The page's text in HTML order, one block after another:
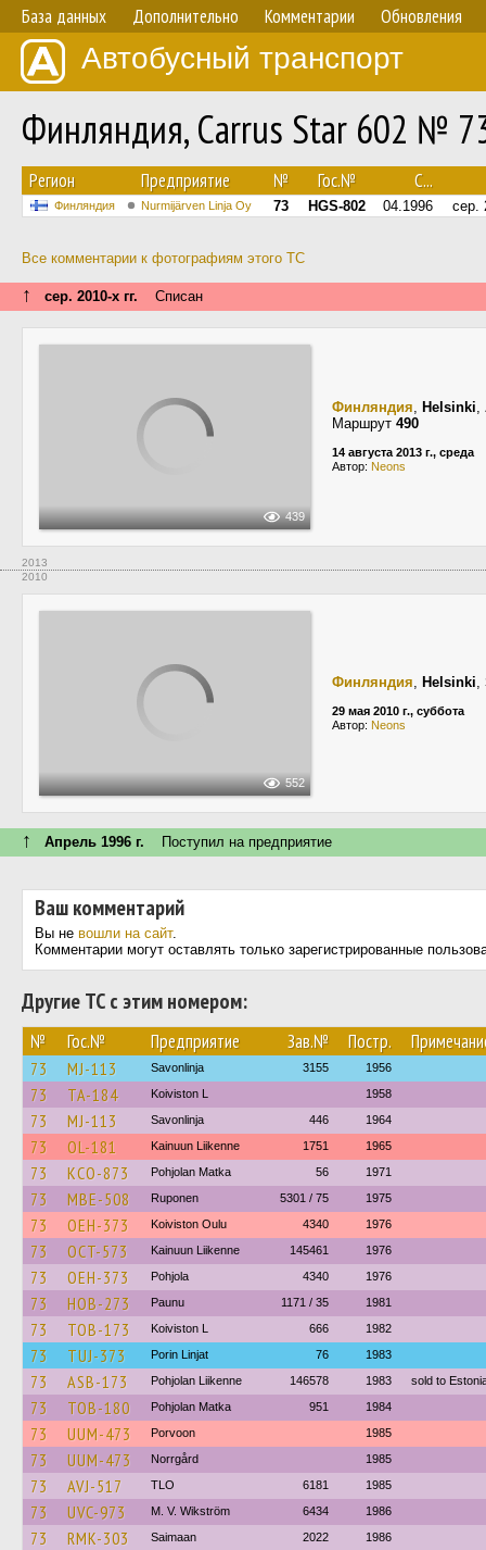
База данных Дополнительно Комментарии Обновления
Автобусный транспорт
Финляндия, Carrus Star 602 №
Регион Предприятие № Гос.№ С...
Финляндия Nurmijärven Linja Oy 73 HGS-802 04.1996 сер.
Все комментарии к фотографиям этого ТС
↑ сер. 2010-х гг. Списан
439
Финляндия, Helsinki,
Маршрут 490
14 августа 2013 г., среда
Автор: Neons
2013
2010
552
Финляндия, Helsinki,
29 мая 2010 г., суббота
Автор: Neons
↑ Апрель 1996 г. Поступил на предприятие
Ваш комментарий
Вы не вошли на сайт.
Комментарии могут оставлять только зарегистрированные
Другие ТС с этим номером:
№ Гос.№ Предприятие Зав.№ Постр.
73 MJ-113 Savonlinja 3155 1956
73 TA-184 Koiviston L 1958
73 MJ-113 Savonlinja 446 1964
73 OL-181 Kainuun Liikenne 1751 1965
73 KCO-873 Pohjolan Matka 56 1971
73 MBE-508 Ruponen 5301 / 75 1975
73 OEH-373 Koiviston Oulu 4340 1976
73 OCT-573 Kainuun Liikenne 145461 1976
73 OEH-373 Pohjola 4340 1976
73 HOB-273 Paunu 1171 / 35 1981
73 TOB-173 Koiviston L 666 1982
73 TUJ-373 Porin Linjat 76 1983
73 ASB-173 Pohjolan Liikenne 146578 1983 sold to
73 TOB-180 Pohjolan Matka 951 1984
73 UUM-473 Porvoon 1985
73 UUM-473 Norrgård 1985
73 AVJ-517 TLO 6181 1985
73 UVC-973 M. V. Wikström 6434 1986
73 RMK-303 Saimaan 2022 1986